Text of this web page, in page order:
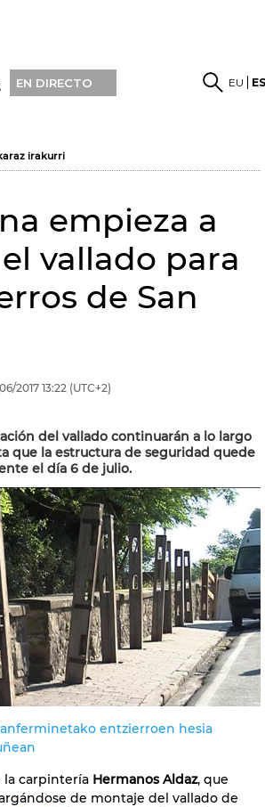
EN DIRECTO EU
irakurri
empieza a
vallado para
de San
2017 13:22 (UTC+2)
del vallado continuarán a lo largo
que la estructura de seguridad quede
el día 6 de julio.
entzierroen hesia
la carpintería Hermanos Aldaz, que
de montaje del vallado de